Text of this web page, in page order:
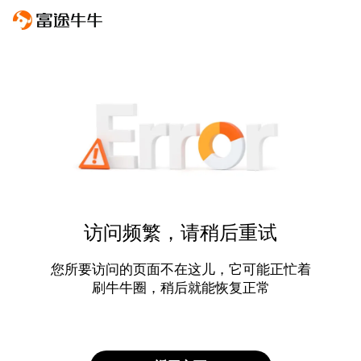
访问频繁，请稍后重试
您所要访问的页面不在这儿，它可能正忙着
刷牛牛圈，稍后就能恢复正常